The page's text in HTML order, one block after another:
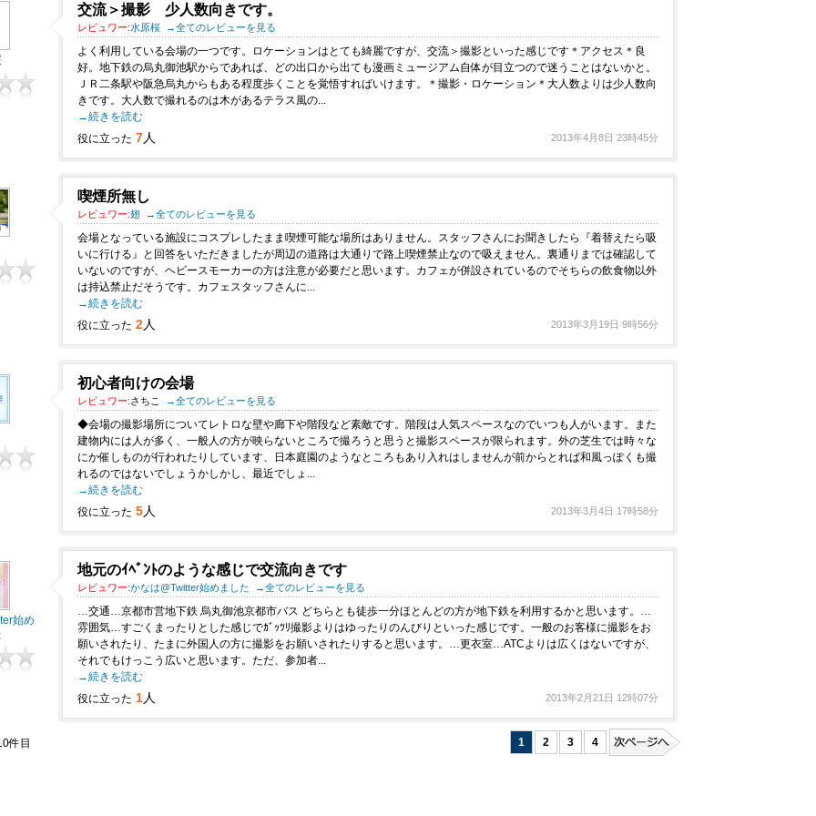
交流＞撮影 少人数向きです。
レビュワー:水原桜 →全てのレビューを見る
よく利用している会場の一つです。ロケーションはとても綺麗ですが、交流＞撮影といった感じです＊アクセス＊良
好。地下鉄の烏丸御池駅からであれば、どの出口から出ても漫画ミュージアム自体が目立つので迷うことはないかと。
ＪＲ二条駅や阪急烏丸からもある程度歩くことを覚悟すればいけます。＊撮影・ロケーション＊大人数よりは少人数向
きです。大人数で撮れるのは木があるテラス風の...
→続きを読む
役に立った 7人 2013年4月8日 23時45分
喫煙所無し
レビュワー:翅 →全てのレビューを見る
会場となっている施設にコスプレしたまま喫煙可能な場所はありません。スタッフさんにお聞きしたら『着替えたら吸
いに行ける』と回答をいただきましたが周辺の道路は大通りで路上喫煙禁止なので吸えません。裏通りまでは確認して
いないのですが、ヘビースモーカーの方は注意が必要だと思います。カフェが併設されているのでそちらの飲食物以外
は持込禁止だそうです。カフェスタッフさんに...
→続きを読む
役に立った 2人 2013年3月19日 9時56分
初心者向けの会場
レビュワー:さちこ →全てのレビューを見る
◆会場の撮影場所についてレトロな壁や廊下や階段など素敵です。階段は人気スペースなのでいつも人がいます。また
建物内には人が多く、一般人の方が映らないところで撮ろうと思うと撮影スペースが限られます。外の芝生では時々な
にか催しものが行われたりしています、日本庭園のようなところもあり入れはしませんが前からとれば和風っぽくも撮
れるのではないでしょうかしかし、最近でしょ...
→続きを読む
役に立った 5人 2013年3月4日 17時58分
始め
地元のｲﾍﾞﾝﾄのような感じで交流向きです
レビュワー:かなは@Twitter始めました →全てのレビューを見る
…交通…京都市営地下鉄 烏丸御池京都市バス どちらとも徒歩一分ほとんどの方が地下鉄を利用するかと思います。…
雰囲気…すごくまったりとした感じでｶﾞｯﾂﾘ撮影よりはゆったりのんびりといった感じです。一般のお客様に撮影をお
願いされたり、たまに外国人の方に撮影をお願いされたりすると思います。…更衣室…ATCよりは広くはないですが、
それでもけっこう広いと思います。ただ、参加者...
→続きを読む
役に立った 1人 2013年2月21日 12時07分
件目 1 2 3 4